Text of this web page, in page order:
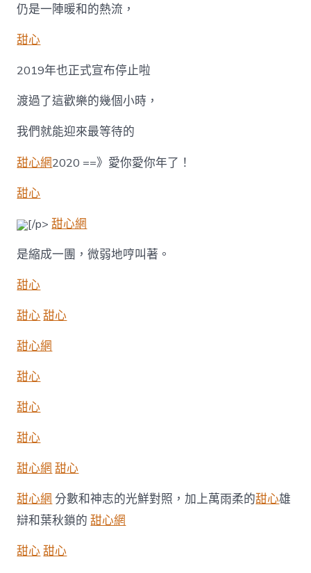
仍是一陣暖和的熱流，
甜心
2019年也正式宣布停止啦
渡過了這歡樂的幾個小時，
我們就能迎來最等待的
甜心網2020 ==》愛你愛你年了！
甜心
[/p>甜心網
是縮成一團，微弱地哼叫著。
甜心
甜心 甜心
甜心網
甜心
甜心
甜心
甜心網 甜心
甜心網 分數和神志的光鮮對照，加上萬雨柔的甜心雄
辯和葉秋鎖的甜心網
甜心 甜心